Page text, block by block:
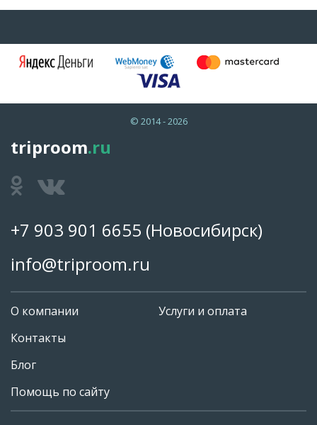
© 2014 - 2026
triproom.ru
+7 903 901 6655 (Новосибирск)
info@triproom.ru
О компании
Контакты
Блог
Помощь по сайту
Услуги и оплата